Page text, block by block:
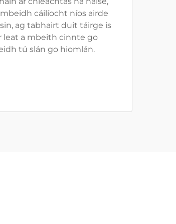
cáilíocht níos airde
ag tabhairt duit táirge is
leat a mbeith cinnte go
tú slán go hiomlán.